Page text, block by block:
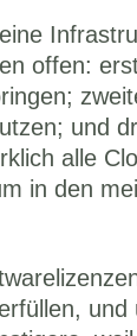
offen:
und
alle
in den